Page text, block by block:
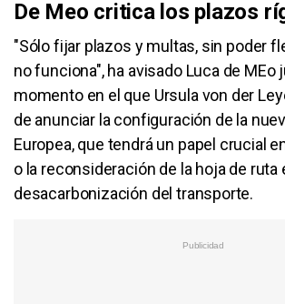
De Meo critica los plazos
"Sólo fijar plazos y multas, sin poder
no funciona", ha avisado Luca de MEo
momento en el que Ursula von der
de anunciar la configuración de la
Europea, que tendrá un papel crucial
o la reconsideración de la hoja de ruta
desacarbonización del transporte.